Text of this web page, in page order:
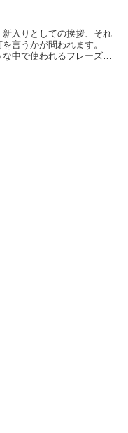
入りとしての挨拶、それ
言うかが問われます。
な中で使われるフレーズで